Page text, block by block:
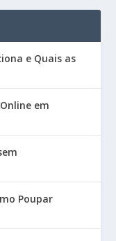
e Quais as
em
Poupar